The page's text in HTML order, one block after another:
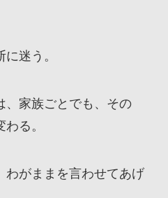
迷う。
、家族ごとでも、その
る。
わがままを言わせてあげ